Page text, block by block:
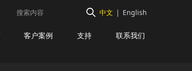
中文 | English
客户案例 支持 联系我们